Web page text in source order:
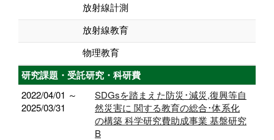
放射線計測
放射線教育
物理教育
研究課題・受託研究・科研費
2022/04/01 ～
2025/03/31
SDGsを踏まえた防災･減災,復興等自
然災害に 関する教育の総合･体系化
の構築 科学研究費助成事業 基盤研究
B